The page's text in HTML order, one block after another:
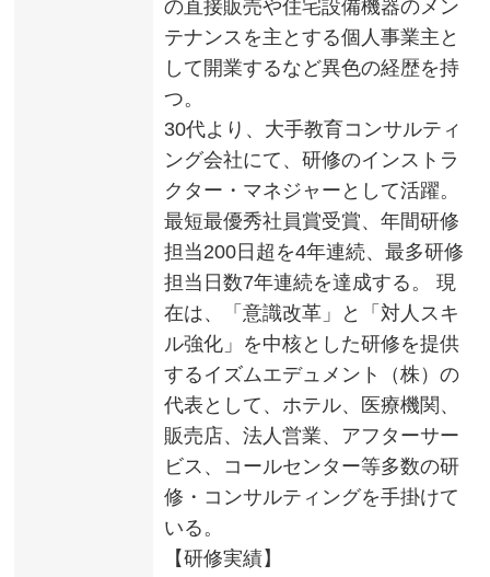
の直接販売や住宅設備機器のメン
テナンスを主とする個人事業主と
して開業するなど異色の経歴を持
つ。
30代より、大手教育コンサルティ
ング会社にて、研修のインストラ
クター・マネジャーとして活躍。
最短最優秀社員賞受賞、年間研修
担当200日超を4年連続、最多研修
担当日数7年連続を達成する。 現
在は、「意識改革」と「対人スキ
ル強化」を中核とした研修を提供
するイズムエデュメント（株）の
代表として、ホテル、医療機関、
販売店、法人営業、アフターサー
ビス、コールセンター等多数の研
修・コンサルティングを手掛けて
いる。
【研修実績】